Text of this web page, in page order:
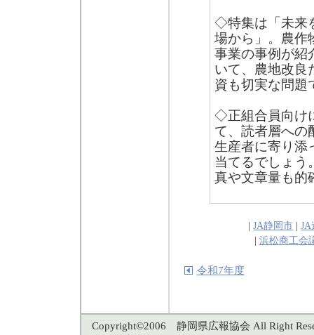
◇特集は「未来
場から」。農作
事業の事例が紹
いて、農地改良
資も切実な問題
◇正組合員向け
て、読者層への
生産者に寄り添
当てるでしょう
真や文章量も的
|JA静岡市 |JA
浜松商工会
令和7年度
Copyright©2006 静岡県広報協会 All Right